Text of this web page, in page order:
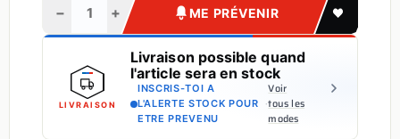
− + ME PRÉVENIR
LIVRAISON
Livraison possible quand
l'article sera en stock
INSCRIS-TOI A
L'ALERTE STOCK POUR
ETRE PREVENU
·
Voir
tous les
modes